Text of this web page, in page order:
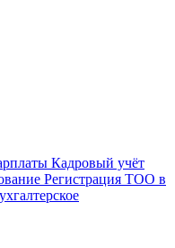
Кадровый учёт
Регистрация ТОО в